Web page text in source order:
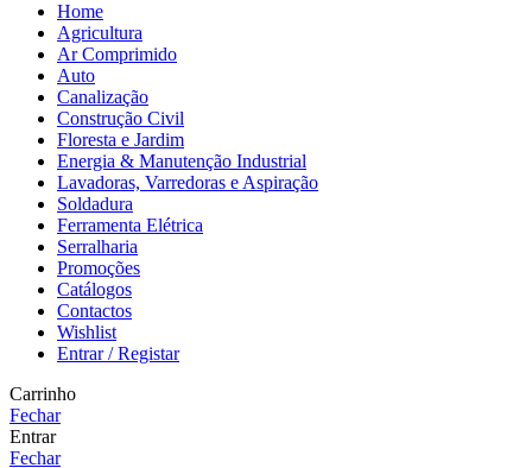
Home
Agricultura
Ar Comprimido
Auto
Canalização
Construção Civil
Floresta e Jardim
Energia & Manutenção Industrial
Lavadoras, Varredoras e Aspiração
Soldadura
Ferramenta Elétrica
Serralharia
Promoções
Catálogos
Contactos
Wishlist
Entrar / Registar
Carrinho
Fechar
Entrar
Fechar